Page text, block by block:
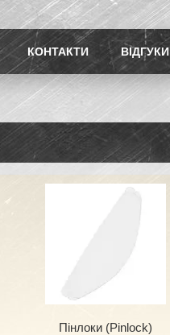
КОНТАКТИ ВІДГУКИ
Пінлоки (Pinlock)